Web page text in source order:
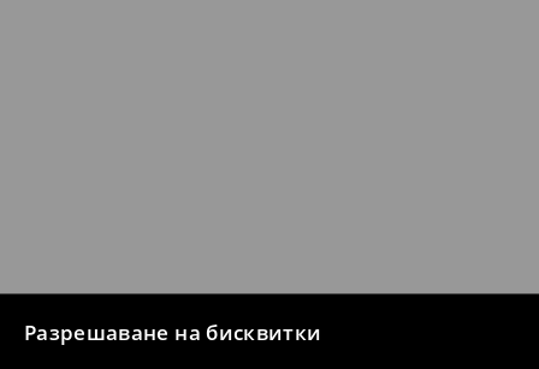
Разрешаване на бисквитки